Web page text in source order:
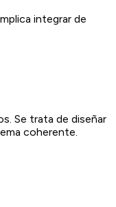
integrar de
Se trata de diseñar
coherente.